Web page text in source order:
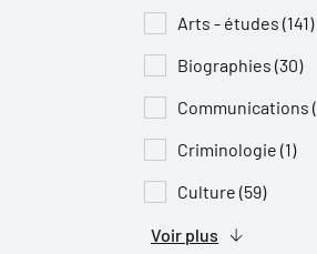
Arts - études (141)
Biographies (30)
Communications
Criminologie (1)
Culture (59)
Voir plus